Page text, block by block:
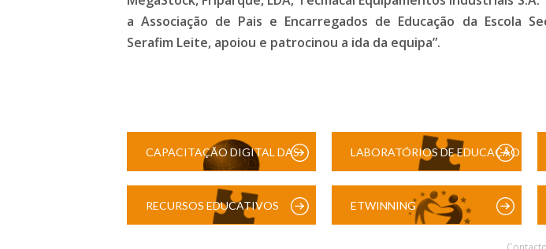
a Associação de Pais e Encarregados de Educação da Escola
Serafim Leite, apoiou e patrocinou a ida da equipa”.
CAPACITAÇÃO DIGITAL DAS LABORATÓRIOS DE EDUCAÇÃO
RECURSOS EDUCATIVOS ETWINNING